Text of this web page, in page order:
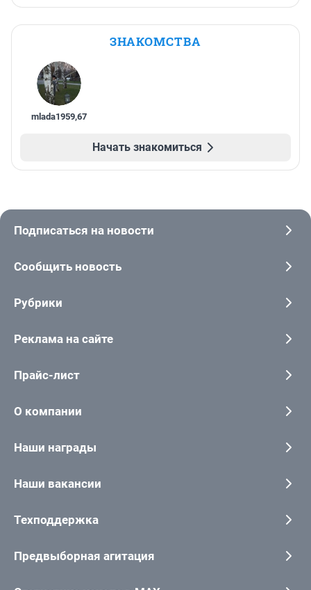
ЗНАКОМСТВА
mlada1959,67
Начать знакомиться
Подписаться на новости
Сообщить новость
Рубрики
Реклама на сайте
Прайс-лист
О компании
Наши награды
Наши вакансии
Техподдержка
Предвыборная агитация